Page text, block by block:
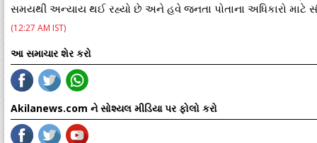
સમયથી અન્યાય થઈ રહ્યો છે અને હવે જનતા પોતાના અધિકારો માટે
(12:27 AM IST)
આ સમાચાર શેર કરો
Akilanews.com ને સોશ્યલ મીડિયા પર ફોલો કરો